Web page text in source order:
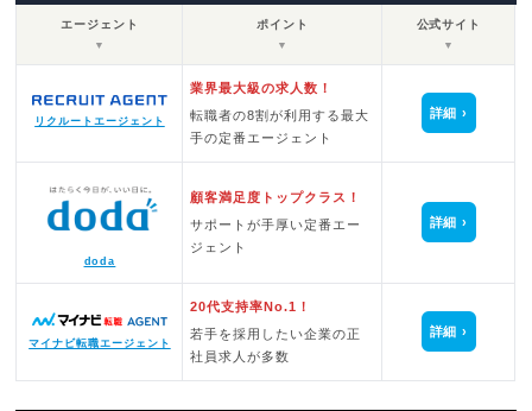
エージェント
▼
ポイント
▼
公式サイト
▼
リクルートエージェント
業界最大級の求人数！
転職者の8割が利用する最大
手の定番エージェント
詳細
doda
顧客満足度トップクラス！
サポートが手厚い定番エー
ジェント
詳細
マイナビ転職エージェント
20代支持率No.1！
若手を採用したい企業の正
社員求人が多数
詳細